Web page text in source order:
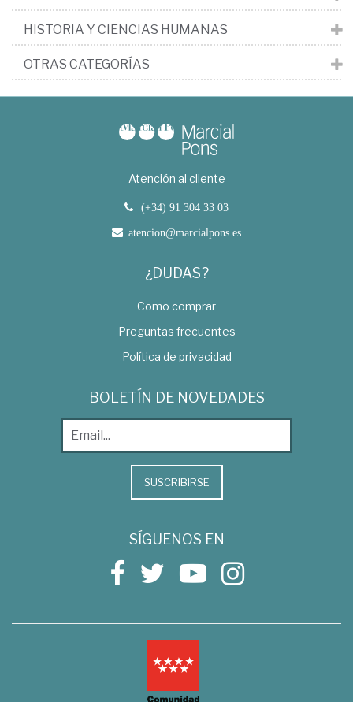
HISTORIA Y CIENCIAS HUMANAS
OTRAS CATEGORÍAS
Atención al cliente
(+34) 91 304 33 03
atencion@marcialpons.es
¿DUDAS?
Como comprar
Preguntas frecuentes
Política de privacidad
BOLETÍN DE NOVEDADES
SUSCRIBIRSE
SÍGUENOS EN